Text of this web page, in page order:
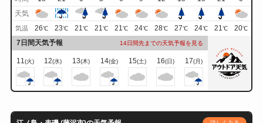
天気
気温 26℃ 23℃ 21℃ 21℃ 21℃ 24℃ 28℃ 27℃ 24℃ 21℃ 20℃
7日間天気予報 14日間先までの天気予報を見る
11(火) 12(水) 13(木) 14(金) 15(土) 16(日) 17(月)